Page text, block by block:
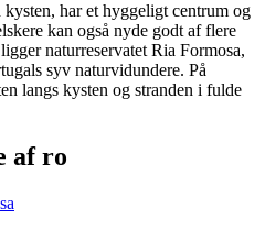
har et hyggeligt centrum og
kan også nyde godt af flere
naturreservatet Ria Formosa,
syv naturvidundere. På
langs kysten og stranden i fulde
af ro